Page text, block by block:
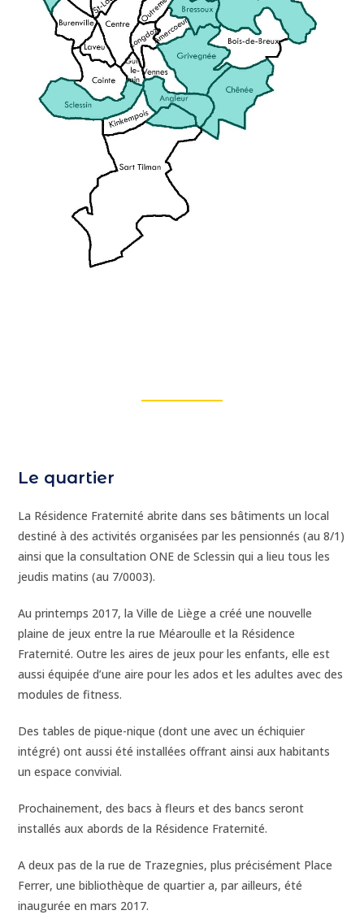
Le quartier
La Résidence Fraternité abrite dans ses bâtiments un local
destiné à des activités organisées par les pensionnés (au 8/1)
ainsi que la consultation ONE de Sclessin qui a lieu tous les
jeudis matins (au 7/0003).
Au printemps 2017, la Ville de Liège a créé une nouvelle
plaine de jeux entre la rue Méaroulle et la Résidence
Fraternité. Outre les aires de jeux pour les enfants, elle est
aussi équipée d’une aire pour les ados et les adultes avec des
modules de fitness.
Des tables de pique-nique (dont une avec un échiquier
intégré) ont aussi été installées offrant ainsi aux habitants
un espace convivial.
Prochainement, des bacs à fleurs et des bancs seront
installés aux abords de la Résidence Fraternité.
A deux pas de la rue de Trazegnies, plus précisément Place
Ferrer, une bibliothèque de quartier a, par ailleurs, été
inaugurée en mars 2017.